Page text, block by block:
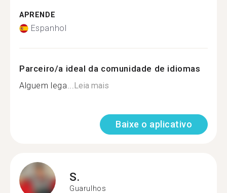
APRENDE
Espanhol
Parceiro/a ideal da comunidade de idiomas
Alguem lega...Leia mais
Baixe o aplicativo
S.
Guarulhos